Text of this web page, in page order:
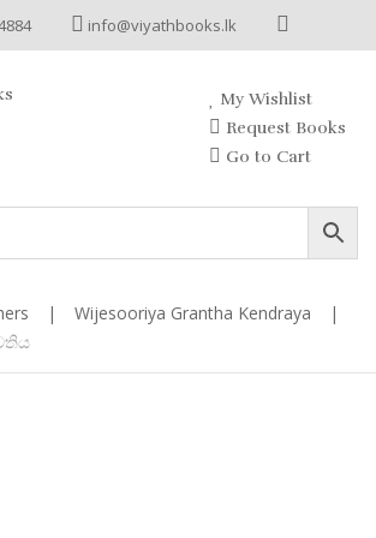
info@viyathbooks.lk
My Wishlist
Request Books
Go to Cart
| Wijesooriya Grantha Kendraya
|